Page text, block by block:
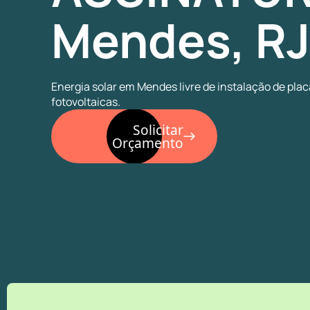
Mendes, RJ
Energia solar em Mendes livre de instalação de
fotovoltaicas.
Solicitar
Orçamento